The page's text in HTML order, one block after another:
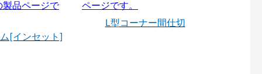
[インセット]
L型コーナー間仕切